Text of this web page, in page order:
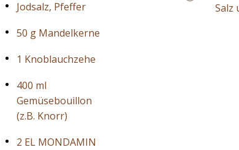
Jodsalz, Pfeffer
50 g Mandelkerne
1 Knoblauchzehe
400 ml
Gemüsebouillon
(z.B. Knorr)
2 EL MONDAMIN
Salz